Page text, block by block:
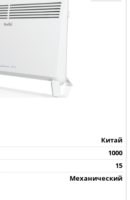
Китай
1000
15
Механический